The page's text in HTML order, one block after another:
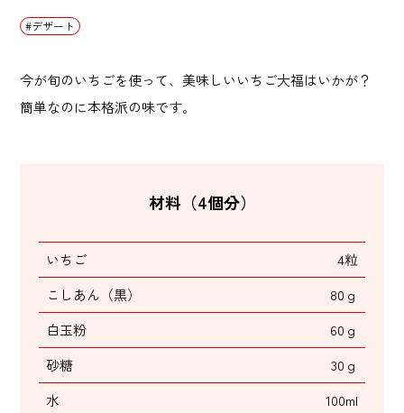
デザート
今が旬のいちごを使って、美味しいいちご大福はいかが？
簡単なのに本格派の味です。
材料（4個分）
いちご
4粒
こしあん（黒）
80ｇ
白玉粉
60ｇ
砂糖
30ｇ
水
100ml